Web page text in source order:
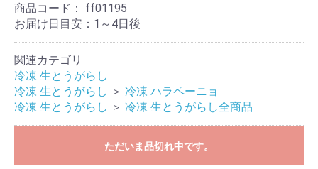
商品コード： ff01195
お届け日目安：1～4日後
関連カテゴリ
冷凍 生とうがらし
冷凍 生とうがらし ＞ 冷凍 ハラペーニョ
冷凍 生とうがらし ＞ 冷凍 生とうがらし全商品
ただいま品切れ中です。